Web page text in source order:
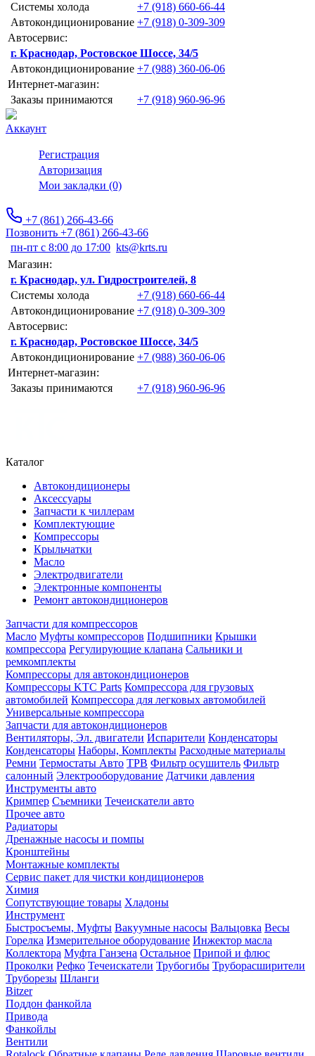
Системы холода
+7 (918) 660-66-44
Автокондиционирование +7 (918) 0-309-309
Автосервис:
г. Краснодар, Ростовское Шоссе, 34/5
Автокондиционирование +7 (988) 360-06-06
Интернет-магазин:
Заказы принимаются
+7 (918) 960-96-96
Аккаунт
Регистрация
Авторизация
Мои закладки (0)
+7 (861) 266-43-66
Позвонить +7 (861) 266-43-66
пн-пт с 8:00 до 17:00 kts@krts.ru
Магазин:
г. Краснодар, ул. Гидростроителей, 8
Системы холода
+7 (918) 660-66-44
Автокондиционирование +7 (918) 0-309-309
Автосервис:
г. Краснодар, Ростовское Шоссе, 34/5
Автокондиционирование +7 (988) 360-06-06
Интернет-магазин:
Заказы принимаются
+7 (918) 960-96-96
Каталог
Автокондиционеры
Аксессуары
Запчасти к чиллерам
Комплектующие
Компрессоры
Крыльчатки
Масло
Электродвигатели
Электронные компоненты
Ремонт автокондиционеров
Запчасти для компрессоров
Масло Муфты компрессоров Подшипники Крышки
компрессора Регулирующие клапана Сальники и
ремкомплекты
Компрессоры для автокондиционеров
Компрессоры KTC Parts Компрессора для грузовых
автомобилей Компрессора для легковых автомобилей
Универсальные компрессора
Запчасти для автокондиционеров
Вентиляторы, Эл. двигатели Испарители Конденсаторы
Конденсаторы Наборы, Комплекты Расходные материалы
Ремни Термостаты Авто ТРВ Фильтр осушитель Фильтр
салонный Электрооборудование Датчики давления
Инструменты авто
Кримпер Съемники Течеискатели авто
Прочее авто
Радиаторы
Дренажные насосы и помпы
Кронштейны
Монтажные комплекты
Сервис пакет для чистки кондиционеров
Химия
Сопутствующие товары Хладоны
Инструмент
Быстросъемы, Муфты Вакуумные насосы Вальцовка Весы
Горелка Измерительное оборудование Инжектор масла
Коллектора Муфта Ганзена Остальное Припой и флюс
Проколки Рефко Течеискатели Трубогибы Труборасширители
Труборезы Шланги
Bitzer
Поддон фанкойла
Привода
Фанкойлы
Вентили